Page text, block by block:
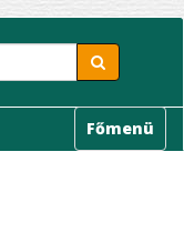
Főmenü